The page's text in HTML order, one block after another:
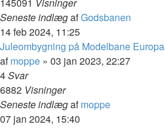
Seneste indlægafGodsbanen
14 feb 2024, 11:25
Juleombygning på Modelbane Europa
afmoppe » 03 jan 2023, 22:27
4Svar
6882 Visninger
Seneste indlægafmoppe
07 jan 2024, 15:40